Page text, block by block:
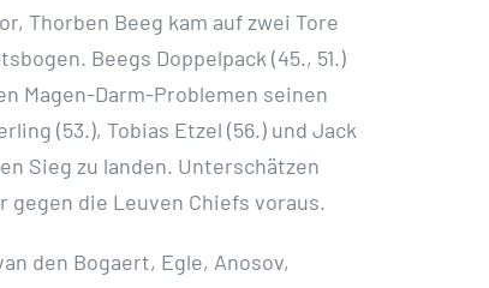
Thorben Beeg kam auf zwei Tore
Beegs Doppelpack (45., 51.)
Magen-Darm-Problemen seinen
(53.), Tobias Etzel (56.) und Jack
Sieg zu landen. Unterschätzen
gegen die Leuven Chiefs voraus.
den Bogaert, Egle, Anosov,